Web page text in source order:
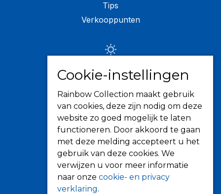
Tips
Verkooppunten
Knikarmschermen
Uitvalschermen
Rolluiken
Screens
Terrasoverkapping
Verandazonwering
Markiezen
Horren
Cookie-instellingen
Rainbow Collection maakt gebruik
van cookies, deze zijn nodig om deze
website zo goed mogelijk te laten
functioneren. Door akkoord te gaan
met deze melding accepteert u het
gebruik van deze cookies. We
verwijzen u voor meer informatie
naar onze cookie- en privacy
verklaring.